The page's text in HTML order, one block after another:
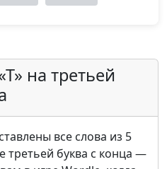
на третьей
все слова из 5
третьей буква с конца —